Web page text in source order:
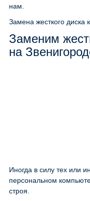
нам.
Замена жесткого диска
Заменим
на
Иногда в силу тех или
персональном
строя.